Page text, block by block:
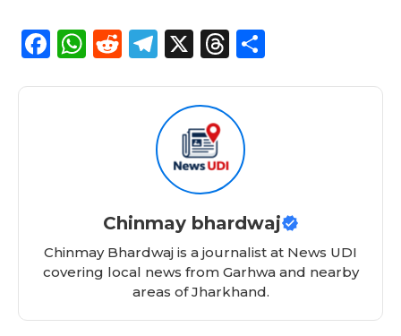
F
k
W
p
R
T
g
ra
m
X
T
a
d
s
Chinmay bhardwaj
Chinmay Bhardwaj is a journalist at News UDI
covering local news from Garhwa and nearby
areas of Jharkhand.